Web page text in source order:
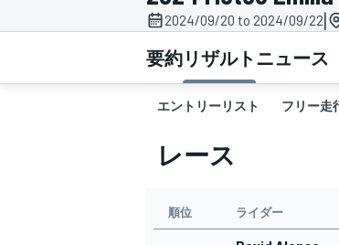
スーパーフォーミュラ
2024/09/20 to 2024/09/22|
要約リザルト ニュース
エントリーリスト フリー走
レース
順位 ライダー